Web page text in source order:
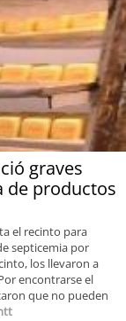
graves
de productos
el recinto para
septicemia por
los llevaron a
encontrarse el
que no pueden